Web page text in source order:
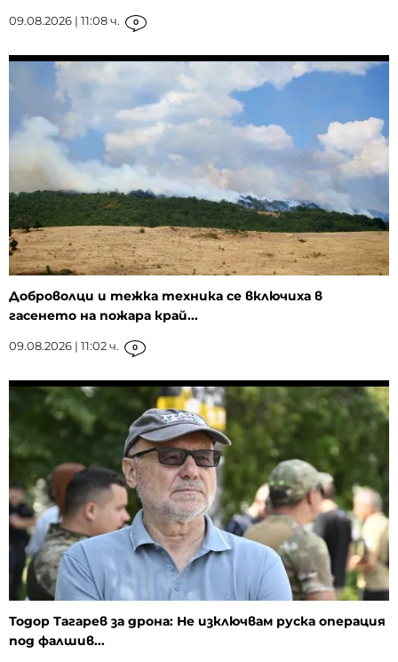
09.08.2026 | 11:08 ч. 0
Доброволци и тежка техника се включиха в
гасенето на пожара край...
09.08.2026 | 11:02 ч. 0
Тодор Тагарев за дрона: Не изключвам руска операция
под фалшив...